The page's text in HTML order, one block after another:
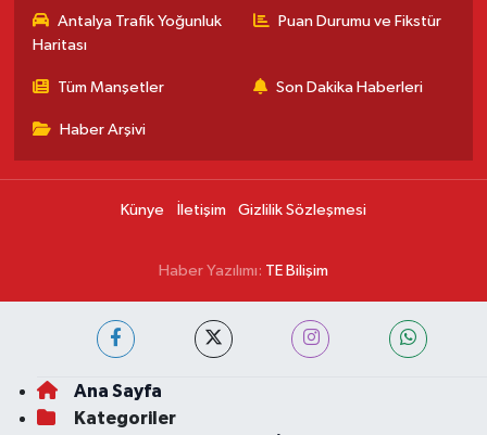
Antalya Trafik Yoğunluk
Haritası
Puan Durumu ve Fikstür
Tüm Manşetler Son Dakika Haberleri
Haber Arşivi
Künye İletişim Gizlilik Sözleşmesi
Haber Yazılımı: TE Bilişim
Ana Sayfa
Kategoriler